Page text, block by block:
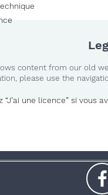
“J’ai une licence” si vous
content from our old
please use the